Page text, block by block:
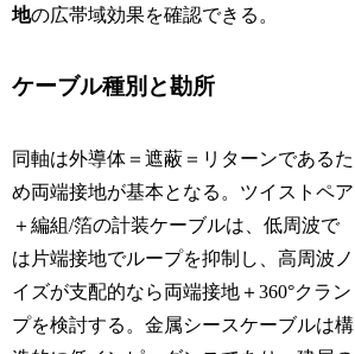
地の広帯域効果を確認できる。
ケーブル種別と勘所
同軸は外導体＝遮蔽＝リターンであるた
め両端接地が基本となる。ツイストペア
＋編組/箔の計装ケーブルは、低周波で
は片端接地でループを抑制し、高周波ノ
イズが支配的なら両端接地＋360°クラン
プを検討する。金属シースケーブルは構